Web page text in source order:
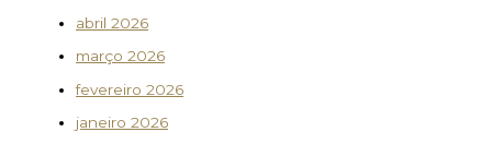
abril 2026
março 2026
fevereiro 2026
janeiro 2026